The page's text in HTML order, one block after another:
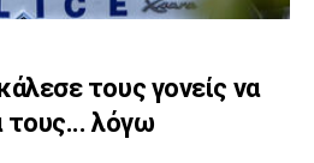
τους γονείς να
τους... λόγω